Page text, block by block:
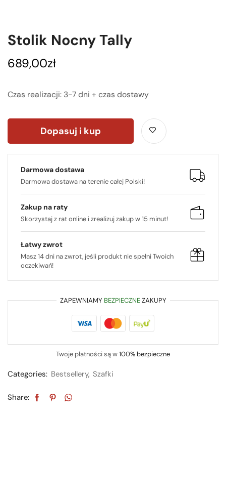
Stolik Nocny Tally
689,00zł
Czas realizacji: 3-7 dni + czas dostawy
Dopasuj i kup
Darmowa dostawa
Darmowa dostawa na terenie całej Polski!
Zakup na raty
Skorzystaj z rat online i zrealizuj zakup w 15 minut!
Łatwy zwrot
Masz 14 dni na zwrot, jeśli produkt nie spełni Twoich
oczekiwań!
ZAPEWNIAMY BEZPIECZNEZAKUPY
Twoje płatności są w100% bezpieczne
Categories: Bestsellery, Szafki
Share: